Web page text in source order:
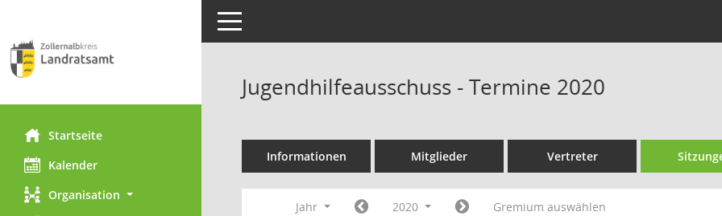
Startseite
Kalender
Organisation
Toggle navigation
Jugendhilfeausschuss - Termine 2020
Informationen Mitglieder Vertreter
Jahr 2020 Gremium auswählen